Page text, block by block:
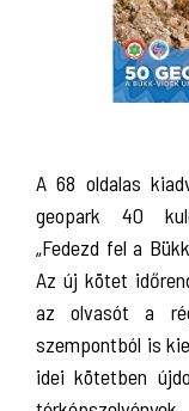
A 68 oldalas
geopark 40
„Fedezd fel a
Az új kötet
az olvasót a
szempontból is
idei kötetben